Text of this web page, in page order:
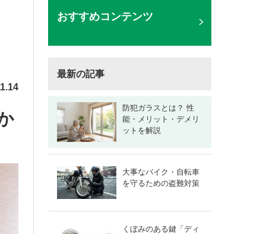
おすすめコンテンツ
最新の記事
防犯ガラスとは？ 性
能・メリット・デメリ
ットを解説
大事なバイク・自転車
を守るための盗難対策
くぼみのある鍵「ディ